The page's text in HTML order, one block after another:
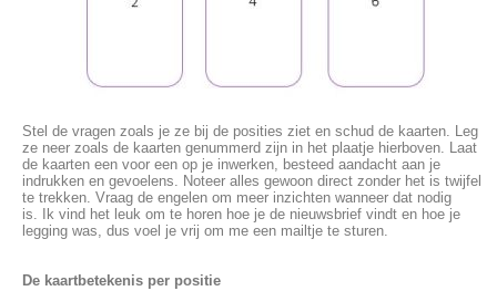
Stel de vragen zoals je ze bij de posities ziet en schud de kaarten. Leg
ze neer zoals de kaarten genummerd zijn in het plaatje hierboven. Laat
de kaarten een voor een op je inwerken, besteed aandacht aan je
indrukken en gevoelens. Noteer alles gewoon direct zonder het is twijfel
te trekken. Vraag de engelen om meer inzichten wanneer dat nodig
is. Ik vind het leuk om te horen hoe je de nieuwsbrief vindt en hoe je
legging was, dus voel je vrij om me een mailtje te sturen.
De kaartbetekenis per positie